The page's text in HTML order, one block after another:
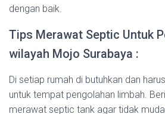
dengan baik.
Tips Merawat Septic Untuk
wilayah Mojo Surabaya :
Di setiap rumah di butuhkan dan
untuk tempat pengolahan limbah.
merawat septic tank agar tidak